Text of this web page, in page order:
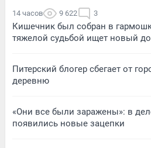
14 часов 9 622 3
Кишечник был собран в
тяжелой судьбой ищет новый
Питерский блогер сбегает от
деревню
«Они все были заражены»: в
появились новые зацепки